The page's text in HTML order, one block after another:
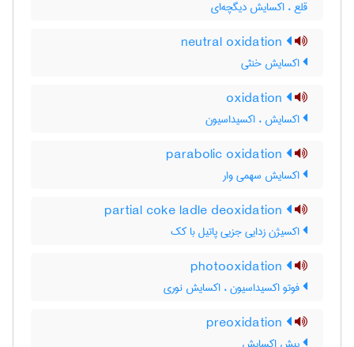
قلع ، اکسایش دیگچه‌ای
اکسایش خنثی
اکسایش ، اکسیداسیون
اکسایش سهمی وار
اکسیژن زدایی جزیی پاتیل با کک
فوتو اکسیداسیون ، اکسایش نوری